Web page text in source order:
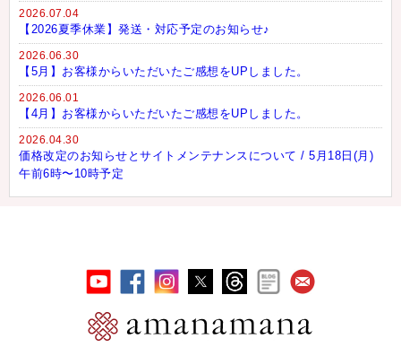
2026.07.04
【2026夏季休業】発送・対応予定のお知らせ♪
2026.06.30
【5月】お客様からいただいたご感想をUPしました。
2026.06.01
【4月】お客様からいただいたご感想をUPしました。
2026.04.30
価格改定のお知らせとサイトメンテナンスについて / 5月18日(月)
午前6時〜10時予定